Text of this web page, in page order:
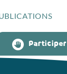
Participer